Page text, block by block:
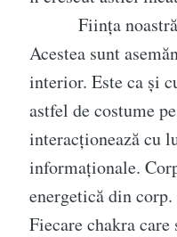
Ființa noastră
Acestea sunt
interior. Este ca și
astfel de costume
interacționează cu
informaționale.
energetică din corp.
Fiecare chakra